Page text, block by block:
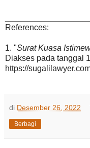
References:
1. "Surat Kuasa
Diakses pada tanggal
https://
di Desember 26, 2022
Berbagi